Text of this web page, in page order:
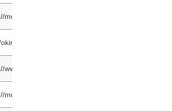
motogymhokkaido.amebaownd.com
www.safetybike.jp
motogymkhana-challengecup.jp